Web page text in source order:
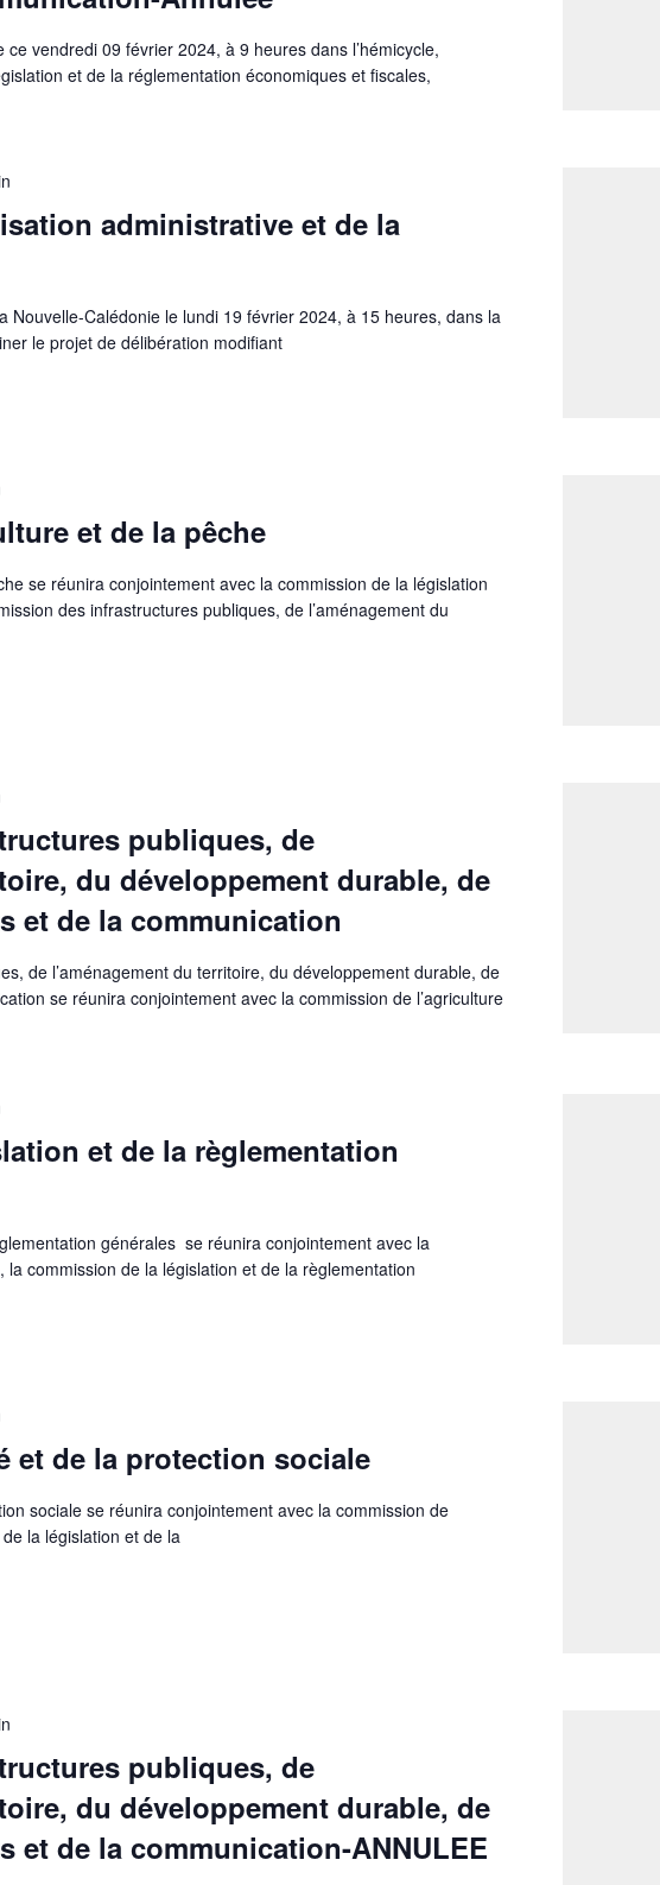
vendredi 09 février 2024, à 9 heures dans l’hémicycle,
et de la réglementation économiques et fiscales,
administrative et de la
Nouvelle-Calédonie le lundi 19 février 2024, à 15 heures, dans la
le projet de délibération modifiant
et de la pêche
se réunira conjointement avec la commission de la législation
des infrastructures publiques, de l’aménagement du
publiques, de
du développement durable, de
et de la communication
de l’aménagement du territoire, du développement durable, de
se réunira conjointement avec la commission de l’agriculture
et de la règlementation
générales se réunira conjointement avec la
la commission de la législation et de la règlementation
et de la protection sociale
sociale se réunira conjointement avec la commission de
la législation et de la
publiques, de
du développement durable, de
et de la communication-ANNULEE